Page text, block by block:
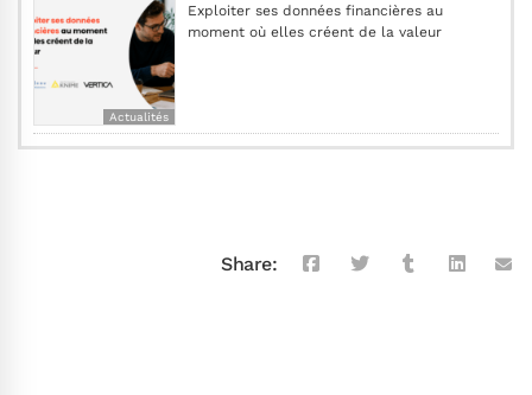
Actualités
Exploiter ses données financières au
moment où elles créent de la valeur
Share: